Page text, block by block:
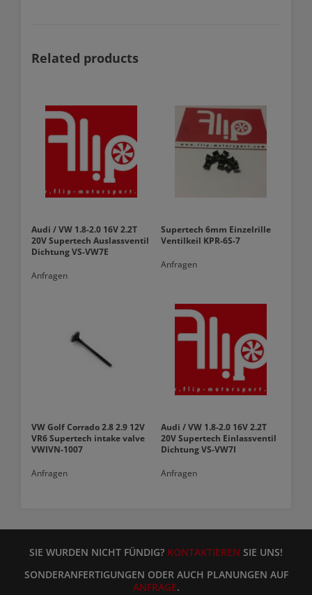
Related products
Audi / VW 1.8-2.0 16V 2.2T
20V Supertech Auslassventil
Dichtung VS-VW7E
Anfragen
Supertech 6mm Einzelrille
Ventilkeil KPR-6S-7
Anfragen
VW Golf Corrado 2.8 2.9 12V
VR6 Supertech intake valve
VWIVN-1007
Anfragen
Audi / VW 1.8-2.0 16V 2.2T
20V Supertech Einlassventil
Dichtung VS-VW7I
Anfragen
SIE WURDEN NICHT FÜNDIG? KONTAKTIEREN SIE UNS!
SONDERANFERTIGUNGEN ODER AUCH PLANUNGEN AUF
ANFRAGE.